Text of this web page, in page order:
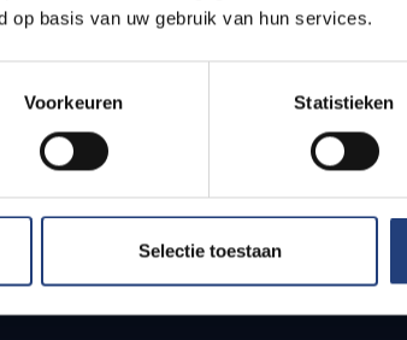
op basis van uw gebruik van hun services.
Voorkeuren Statistieken
Selectie toestaan